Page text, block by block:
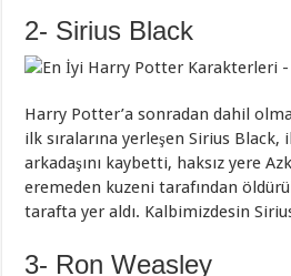
2- Sirius Black
Harry Potter’a sonradan dahil
ilk sıralarına yerleşen Sirius Black,
arkadaşını kaybetti, haksız yere
eremeden kuzeni tarafından
tarafta yer aldı. Kalbimizdesin
3- Ron Weasley